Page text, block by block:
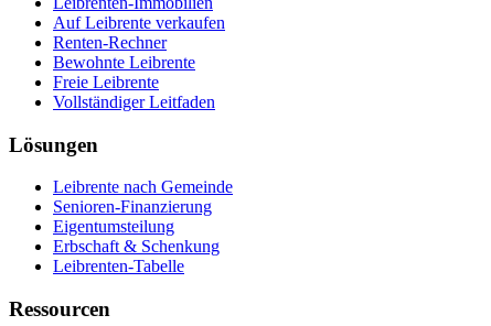
Auf Leibrente verkaufen
Renten-Rechner
Bewohnte Leibrente
Freie Leibrente
Vollständiger Leitfaden
Lösungen
Leibrente nach Gemeinde
Senioren-Finanzierung
Eigentumsteilung
Erbschaft & Schenkung
Leibrenten-Tabelle
Ressourcen